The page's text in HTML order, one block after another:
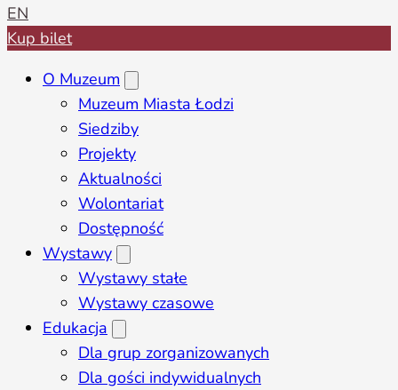
EN
Kup bilet
O Muzeum
Muzeum Miasta Łodzi
Siedziby
Projekty
Aktualności
Wolontariat
Dostępność
Wystawy
Wystawy stałe
Wystawy czasowe
Edukacja
Dla grup zorganizowanych
Dla gości indywidualnych